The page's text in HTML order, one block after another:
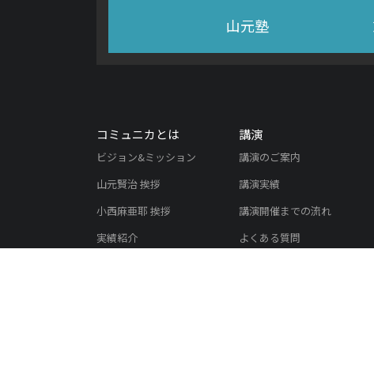
山元塾
コミュニカとは
ビジョン&ミッション
山元賢治 挨拶
小西麻亜耶 挨拶
実績紹介
講演
講演のご案内
講演実績
講演開催までの流れ
よくある質問